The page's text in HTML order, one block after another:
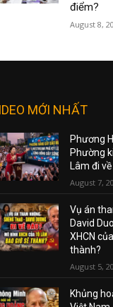
điểm?
August 8,
MỚI NHẤT
Phương
Phường
Lâm đi
August 7,
Vụ án
David
XHCN
thành?
August 5,
Khủng